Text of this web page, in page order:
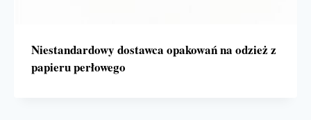
Niestandardowy dostawca opakowań na odzież z
papieru perłowego